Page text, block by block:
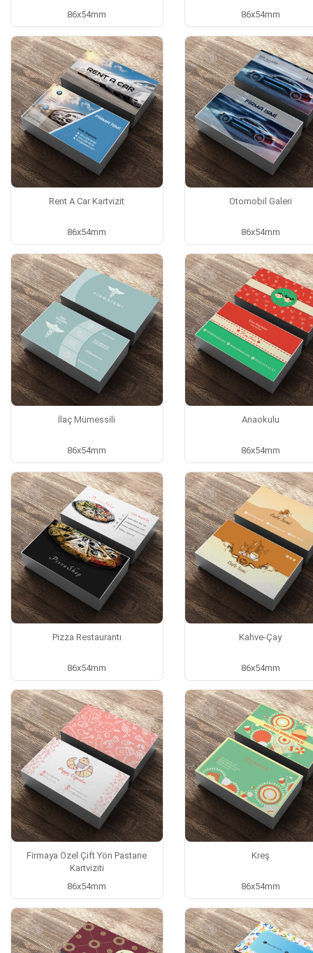
86x54mm 86x54mm
Rent A Car Kartvizit
86x54mm
Otomobil Galeri
86x54mm
İlaç Mümessili
86x54mm
Anaokulu
86x54mm
Pizza Restaurantı
86x54mm
Kahve-Çay
86x54mm
Firmaya Özel Çift Yön Pastane
Kartviziti
86x54mm
Kreş
86x54mm